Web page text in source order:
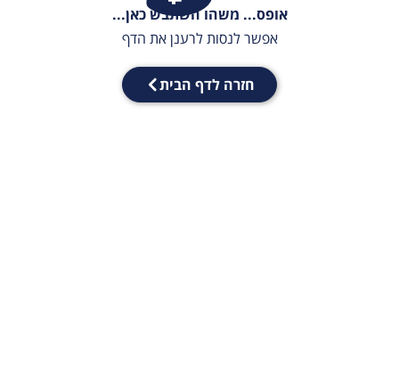
אופס... משהו השתבש כאן...
אפשר לנסות לרענן את הדף
חזרה לדף הבית